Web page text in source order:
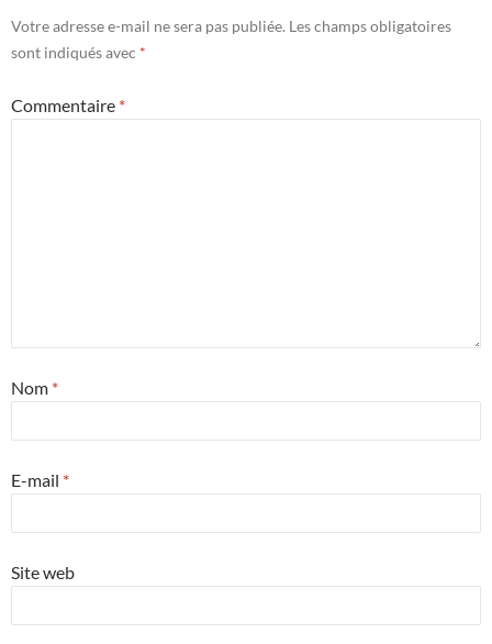
Votre adresse e-mail ne sera pas publiée. Les champs obligatoires
sont indiqués avec *
Commentaire *
Nom *
E-mail *
Site web